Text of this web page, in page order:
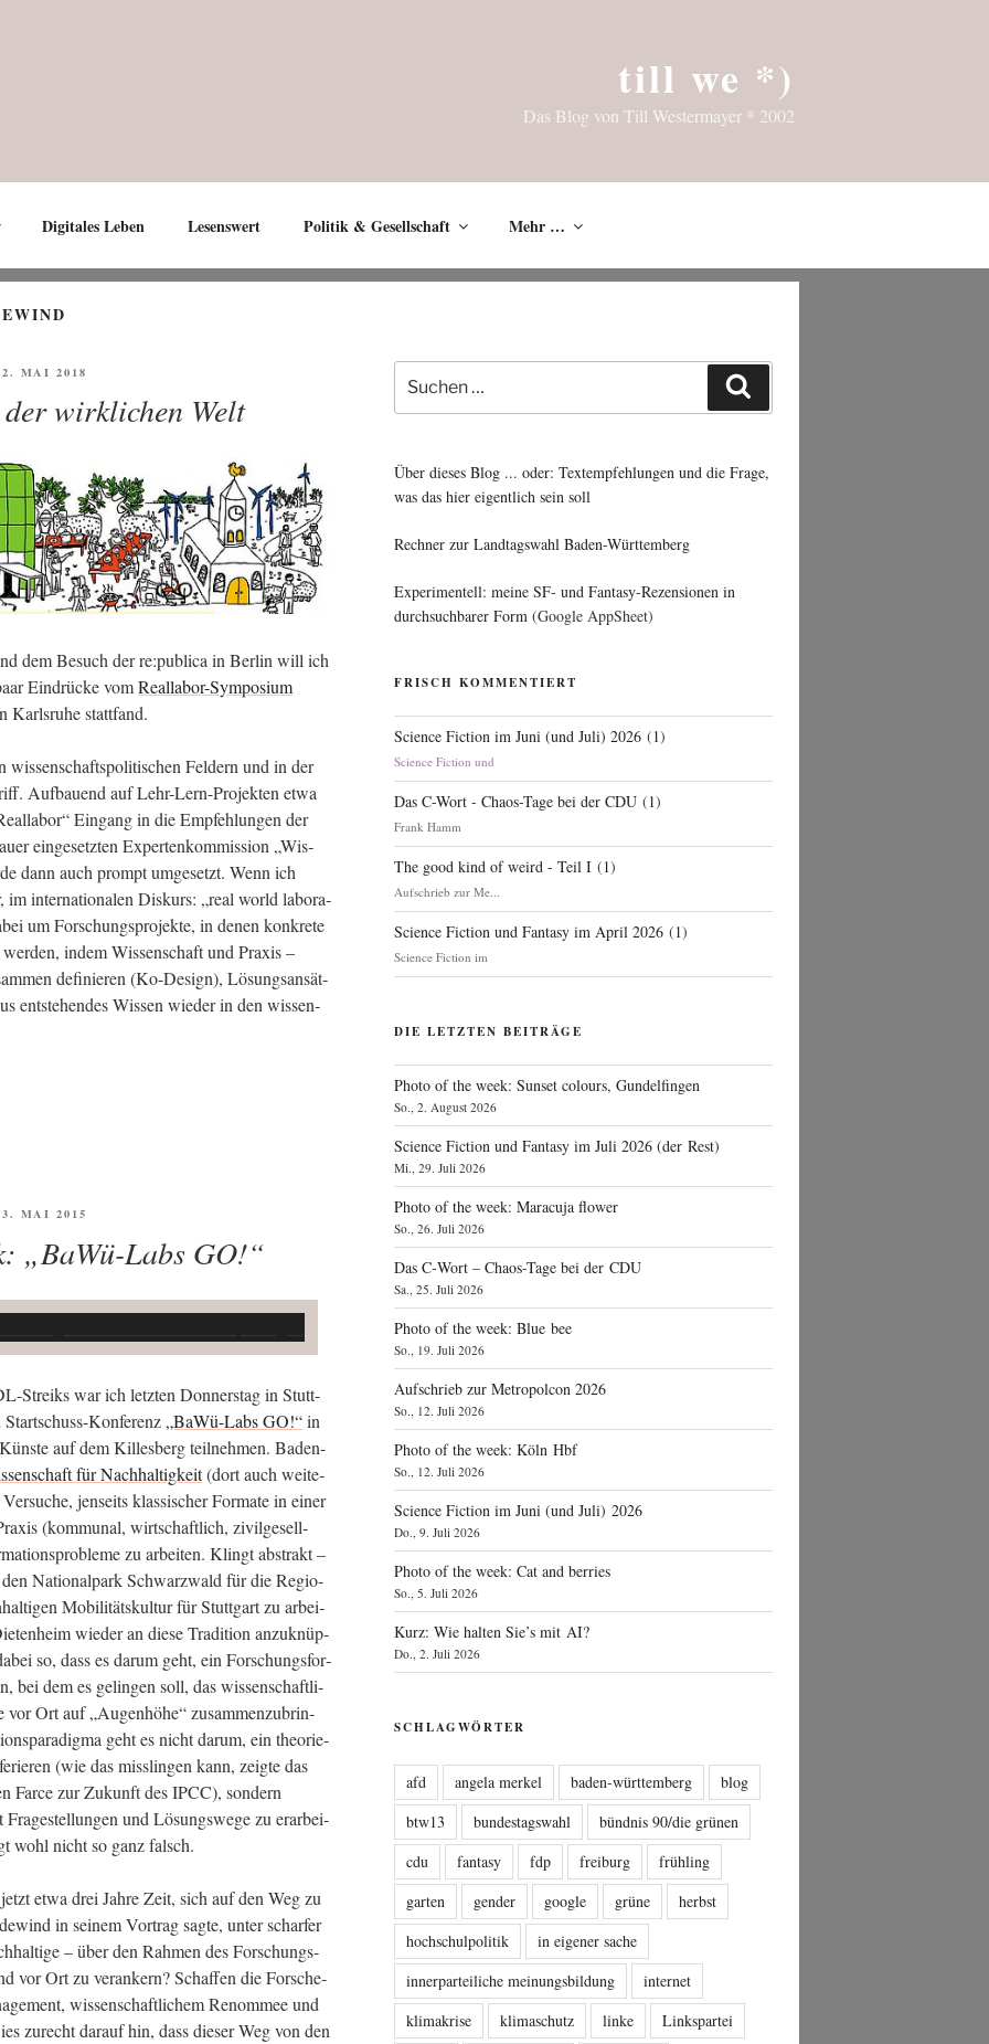
till we *)
Das Blog von Till Westermayer * 2002
Digitales Leben Lesenswert Politik & Gesellschaft Mehr …
MAI 2018
wirklichen Welt
dem Besuch der re:publica in Ber­lin will ich
Ein­drü­cke vomReal­la­bor-Sym­po­si­um
Karls­ru­he stattfand.
wis­sen­schafts­po­li­ti­schen Fel­dern und in der
Auf­bau­end auf Lehr-Lern-Pro­jek­ten etwa
Ein­gang in die Emp­feh­lun­gen der
ein­ge­setz­ten Exper­ten­kom­mis­si­on „Wis­
dann auch prompt umge­setzt. Wenn ich
im inter­na­tio­na­len Dis­kurs: „real world labo­ra­
um For­schungs­pro­jek­te, in denen kon­kre­te
indem Wis­sen­schaft und Pra­xis –
defi­nie­ren (Ko-Design), Lösungs­an­sät­
ent­ste­hen­des Wis­sen wie­der in den wis­sen­
MAI 2015
„BaWü-Labs GO!“
Streiks war ich letz­ten Don­ners­tag in Stutt­
Kon­fe­renz „BaWü-Labs GO!“in
auf dem Kil­les­berg teil­neh­men. Baden-
für Nach­hal­tig­keit(dort auch wei­te­
jen­seits klas­si­scher For­ma­te in einer
(kom­mu­nal, wirt­schaft­lich, zivil­ge­sell­
zu arbei­ten. Klingt abs­trakt –
Natio­nal­park Schwarz­wald für die Regio­
Mobi­li­täts­kul­tur für Stutt­gart zu arbei­
wie­der an die­se Tra­di­ti­on anzu­knüp­
so, dass es dar­um geht, ein For­schungs­for­
bei dem es gelin­gen soll, das wis­sen­schaft­li­
vor Ort auf „Augen­hö­he“ zusam­men­zu­brin­
geht es nicht dar­um, ein theo­rie­
(wie das miss­lin­gen kann, zeig­te das
Far­ce zur Zukunft des IPCC), son­dern
Fra­ge­stel­lun­gen und Lösungs­we­ge zu erar­bei­
wohl nicht so ganz falsch.
etwa drei Jah­re Zeit, sich auf den Weg zu
in sei­nem Vor­trag sag­te, unter schar­fer
– über den Rah­men des For­schungs­
vor Ort zu ver­an­kern? Schaf­fen die For­sche­
wis­sen­schaft­li­chem Renom­mee und
zurecht dar­auf hin, dass die­ser Weg von den
Suche
nach:
Über dieses Blog ... oder: Textempfehlungen und die Frage,
was das hier eigentlich sein soll
Rechner zur Landtagswahl Baden-Württemberg
Experimentell: meine SF- und Fantasy-Rezensionen in
durchsuchbarer Form (Google AppSheet)
FRISCH KOMMENTIERT
Science Fiction im Juni (und Juli) 2026 (1)
Science Fiction und
Das C-Wort - Chaos-Tage bei der CDU (1)
Frank Hamm
The good kind of weird - Teil I (1)
Aufschrieb zur Me...
Science Fiction und Fantasy im April 2026 (1)
Science Fiction im
DIE LETZTEN BEITRÄGE
Photo of the week: Sunset colours, Gundelfingen
So., 2. August 2026
Science Fiction und Fantasy im Juli 2026 (der Rest)
Mi., 29. Juli 2026
Photo of the week: Maracuja flower
So., 26. Juli 2026
Das C‑Wort – Chaos-Tage bei der CDU
Sa., 25. Juli 2026
Photo of the week: Blue bee
So., 19. Juli 2026
Aufschrieb zur Metropolcon 2026
So., 12. Juli 2026
Photo of the week: Köln Hbf
So., 12. Juli 2026
Science Fiction im Juni (und Juli) 2026
Do., 9. Juli 2026
Photo of the week: Cat and berries
So., 5. Juli 2026
Kurz: Wie halten Sie’s mit AI?
Do., 2. Juli 2026
SCHLAGWÖRTER
afd angela merkel baden-württemberg
blog
btw13
bundestagswahl
bündnis 90/die grünen
cdu
fantasy fdp freiburg
frühling
garten
gender google grüne
herbst
hochschulpolitik
in eigener sache
innerparteiliche meinungsbildung
internet
klimakrise
klimaschutz linke
Linkspartei